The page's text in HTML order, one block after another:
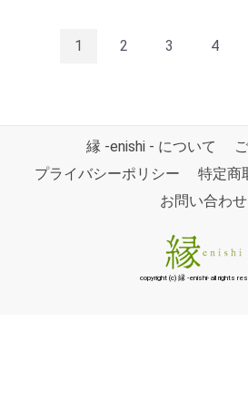
1 2 3 4
縁 -enishi - について
プライバシーポリシー
特定商
お問い合わせ
copyright (c) 縁 -enishi- all rights